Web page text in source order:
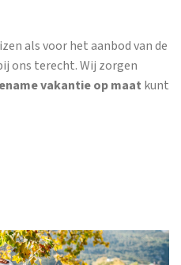
als voor het aanbod van de
ons terecht. Wij zorgen
vakantie op maat kunt